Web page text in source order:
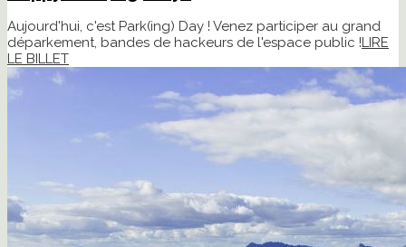
Aujourd'hui, c'est Park(ing) Day ! Venez participer au grand
déparkement, bandes de hackeurs de l'espace public !LIRE
LE BILLET